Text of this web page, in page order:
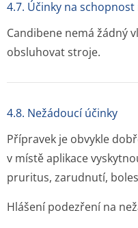
4.7. Účinky na
Candibene nemá žádný
obsluhovat stroje.
4.8. Nežádoucí účinky
Přípravek je obvykle
v místě aplikace
pruritus, zarudnutí,
Hlášení podezření na